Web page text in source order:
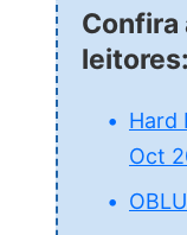
Confira
leitores:
Hard
Oct